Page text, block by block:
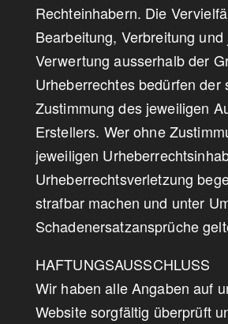
Rechteinhabern. Die
Bearbeitung, Verbreitung
Verwertung ausserhalb der
Urheberrechtes bedürfen der
Zustimmung des jeweiligen
Erstellers. Wer ohne
jeweiligen
Urheberrechtsverletzung
strafbar machen und unter
Schadenersatzansprüche
HAFTUNGSAUSSCHLUSS
Wir haben alle Angaben auf
Website sorgfältig überprüft